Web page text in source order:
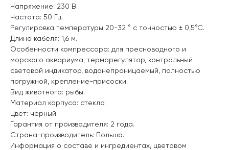
Напряжение: 230 В.
Частота: 50 Гц.
Регулировка температуры 20-32 ° с точностью ± 0,5°С.
Длина кабеля: 1,6 м.
Особенности компрессора: для пресноводного и
морского аквариума, терморегулятор, контрольный
световой индикатор, водонепроницаемый, полностью
погружной, крепление-присоски.
Вид животного: рыбы.
Материал корпуса: стекло.
Цвет: черный.
Гарантия от производителя: 2 года.
Страна-производитель: Польша.
Информация о составе и ингредиентах, цветовом